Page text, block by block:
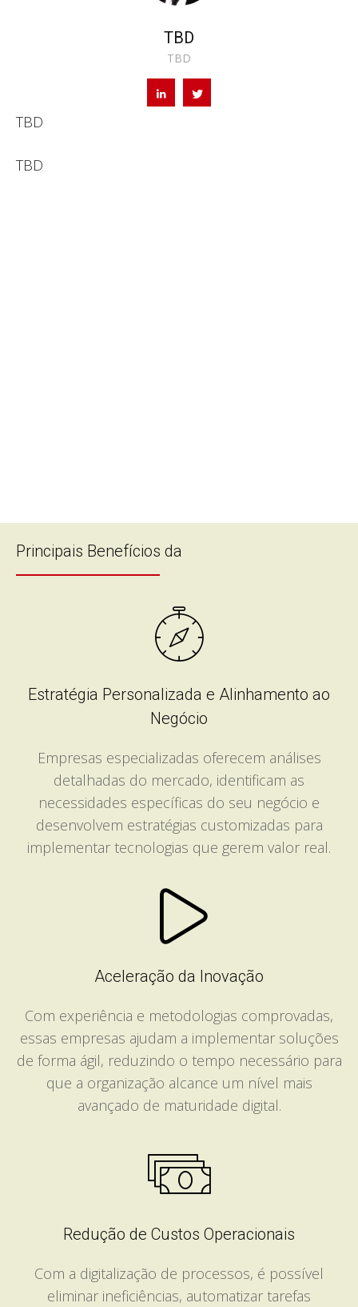
TBD
TBD
TBD
TBD
Principais Benefícios da
Estratégia Personalizada e Alinhamento ao
Negócio
Empresas especializadas oferecem análises
detalhadas do mercado, identificam as
necessidades específicas do seu negócio e
desenvolvem estratégias customizadas para
implementar tecnologias que gerem valor real.
Aceleração da Inovação
Com experiência e metodologias comprovadas,
essas empresas ajudam a implementar soluções
de forma ágil, reduzindo o tempo necessário para
que a organização alcance um nível mais
avançado de maturidade digital.
Redução de Custos Operacionais
Com a digitalização de processos, é possível
eliminar ineficiências, automatizar tarefas